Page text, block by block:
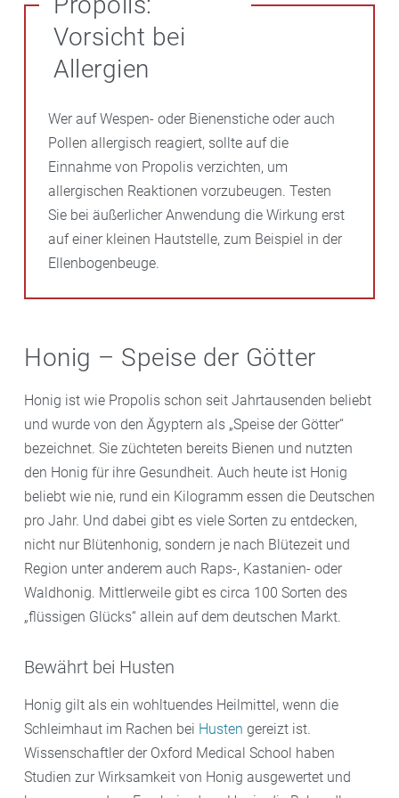
stärken zudem das Zahnfleisch und helfen,
ParodontoseundMundgeruch
Vorsicht bei
Allergien
Wer auf Wespen- oder Bienenstiche oder auch
Pollen allergisch reagiert, sollte auf die
Einnahme von Propolis verzichten, um
allergischen Reaktionen vorzubeugen. Testen
Sie bei äußerlicher Anwendung die Wirkung erst
auf einer kleinen Hautstelle, zum Beispiel in der
Ellenbogenbeuge.
Honig – Speise der Götter
Honig ist wie Propolis schon seit Jahrtausenden beliebt
und wurde von den Ägyptern als „Speise der Götter“
bezeichnet. Sie züchteten bereits Bienen und nutzten
den Honig für ihre Gesundheit. Auch heute ist Honig
beliebt wie nie, rund ein Kilogramm essen die Deutschen
pro Jahr. Und dabei gibt es viele Sorten zu entdecken,
nicht nur Blütenhonig, sondern je nach Blütezeit und
Region unter anderem auch Raps-, Kastanien- oder
Waldhonig. Mittlerweile gibt es circa 100 Sorten des
„flüssigen Glücks“ allein auf dem deutschen Markt.
Bewährt bei Husten
Honig gilt als ein wohltuendes Heilmittel, wenn die
Schleimhaut im Rachen bei Husten gereizt ist.
Wissenschaftler der Oxford Medical School haben
Studien zur Wirksamkeit von Honig ausgewertet und